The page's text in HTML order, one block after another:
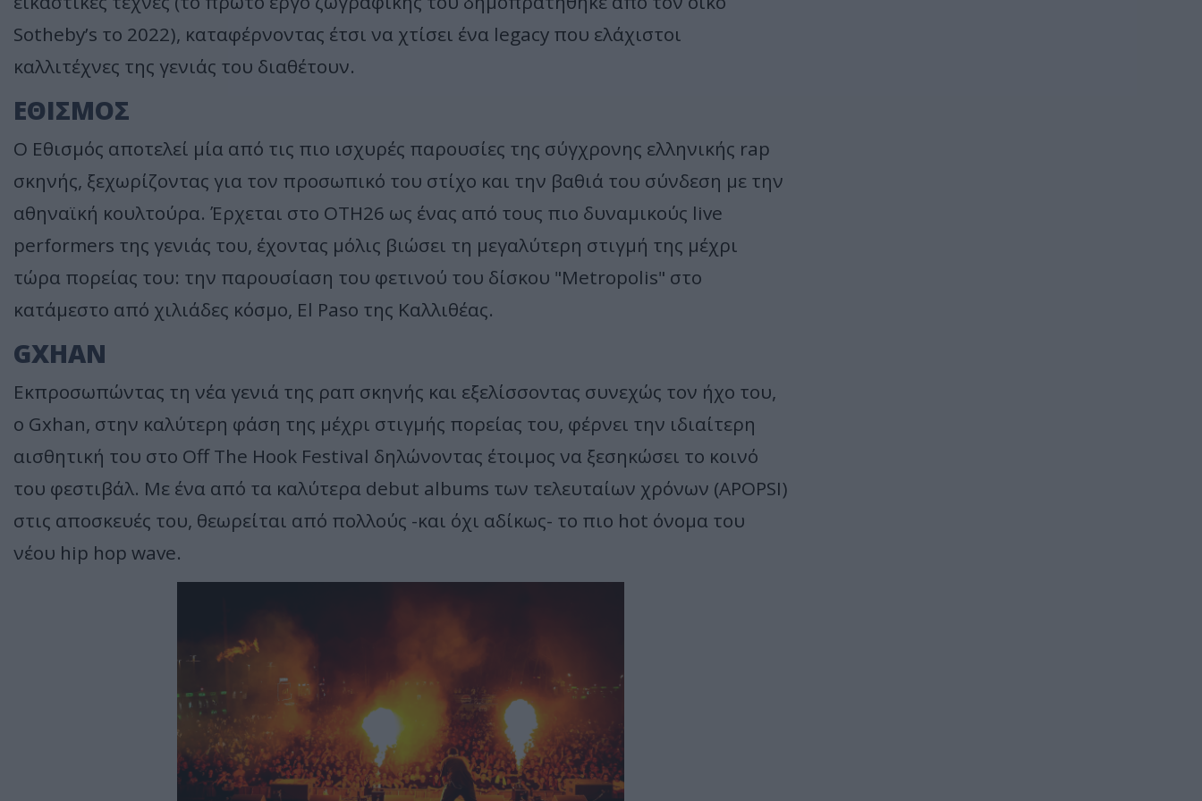
Sotheby’s το 2022), καταφέρνοντας έτσι να χτίσει ένα legacy που ελάχιστοι
καλλιτέχνες της γενιάς του διαθέτουν.
ΕΘΙΣΜΟΣ
O Εθισμός αποτελεί μία από τις πιο ισχυρές παρουσίες της σύγχρονης ελληνικής rap
σκηνής, ξεχωρίζοντας για τον προσωπικό του στίχο και την βαθιά του σύνδεση με την
αθηναϊκή κουλτούρα. Έρχεται στο OΤΗ26 ως ένας από τους πιο δυναμικούς live
performers της γενιάς του, έχοντας μόλις βιώσει τη μεγαλύτερη στιγμή της μέχρι
τώρα πορείας του: την παρουσίαση του φετινού του δίσκου "Metropolis" στο
κατάμεστο από χιλιάδες κόσμο, El Paso της Καλλιθέας.
GXHAN
Εκπροσωπώντας τη νέα γενιά της ραπ σκηνής και εξελίσσοντας συνεχώς τον ήχο του,
ο Gxhan, στην καλύτερη φάση της μέχρι στιγμής πορείας του, φέρνει την ιδιαίτερη
αισθητική του στο Off The Hook Festival δηλώνοντας έτοιμος να ξεσηκώσει το κοινό
του φεστιβάλ. Με ένα από τα καλύτερα debut albums των τελευταίων χρόνων (ΑPOPSI)
στις αποσκευές του, θεωρείται από πολλούς -και όχι αδίκως- το πιο hot όνομα του
νέου hip hop wave.